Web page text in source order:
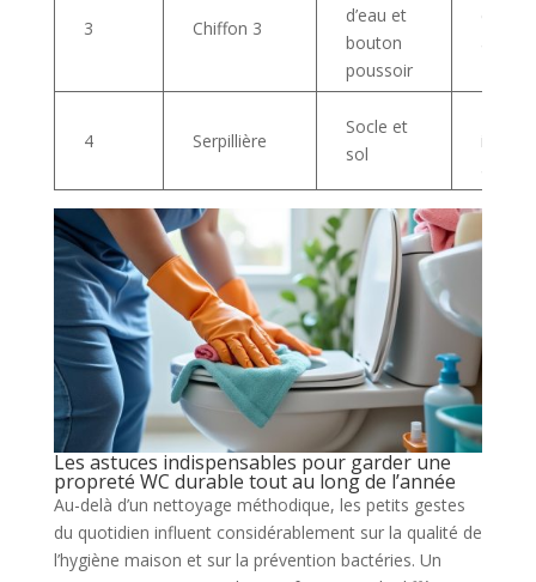
3 Chiffon 3
d’eau et
bouton
poussoir
4 Serpillière
Socle et
sol
Les astuces indispensables pour garder une
propreté WC durable tout au long de l’année
Au-delà d’un nettoyage méthodique, les petits gestes
du quotidien influent considérablement sur la qualité de
l’hygiène maison et sur la prévention bactéries. Un